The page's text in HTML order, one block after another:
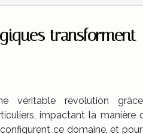
véritable révolution
impactant la manière
ce domaine, et